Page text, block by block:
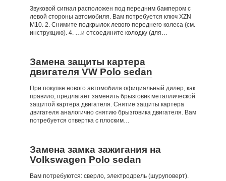
Звуковой сигнал расположен под передним бампером с
левой стороны автомобиля. Вам потребуется ключ XZN
М10. 2. Снимите подкрылок левого переднего колеса (см.
инструкцию). 4. …и отсоедините колодку (для…
Замена защиты картера
двигателя VW Polo sedan
При покупке нового автомобиля официальный дилер, как
правило, предлагает заменить брызговик металлической
защитой картера двигателя. Снятие защиты картера
двигателя аналогично снятию брызговика двигателя. Вам
потребуется отвертка с плоским…
Замена замка зажигания на
Volkswagen Polo sedan
Вам потребуются: сверло, электродрель (шуруповерт).